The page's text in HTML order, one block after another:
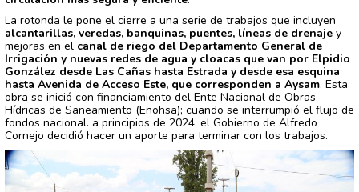
La rotonda le pone el cierre a una serie de trabajos que incluyen
alcantarillas, veredas, banquinas, puentes, líneas de drenaje y
mejoras en el canal de riego del Departamento General de
Irrigación y nuevas redes de agua y cloacas que van por Elpidio
González desde Las Cañas hasta Estrada y desde esa esquina
hasta Avenida de Acceso Este, que corresponden a Aysam. Esta
obra se inició con financiamiento del Ente Nacional de Obras
Hídricas de Saneamiento (Enohsa); cuando se interrumpió el flujo de
fondos nacional. a principios de 2024, el Gobierno de Alfredo
Cornejo decidió hacer un aporte para terminar con los trabajos.